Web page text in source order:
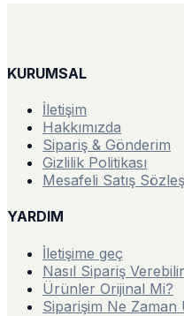
KURUMSAL
İletişim
Hakkımızda
Sipariş & Gönderim
Gizlilik Politikası
Mesafeli Satış
YARDIM
İletişime geç
Nasıl Sipariş
Ürünler Orijinal Mi?
Siparişim Ne Zaman